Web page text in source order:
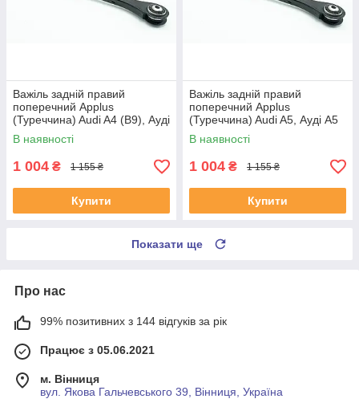
Важіль задній правий
поперечний Applus
(Туреччина) Audi A4 (B9), Ауді
А4 (Б9) 15- #28180AP
UAPLJGO4
В наявності
1 004 ₴ 1 155 ₴
Купити
Важіль задній правий
поперечний Applus
(Туреччина) Audi A5, Ауді А5
16- #28180AP UAUYZXK4
В наявності
1 004 ₴ 1 155 ₴
Купити
Показати ще
Про нас
99% позитивних з 144 відгуків за рік
Працює з 05.06.2021
м. Вінниця
вул. Якова Гальчевського 39, Вінниця, Україна